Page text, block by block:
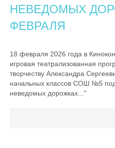
НЕВЕДОМЫХ
ФЕВРАЛЯ
18 февраля 2026 года в
игровая театрализованная
творчеству Александра
начальных классов СОШ №5
неведомых дорожках..."